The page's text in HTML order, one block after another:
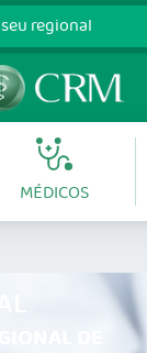
MÉDICOS
DE